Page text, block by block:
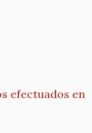
efectuados en